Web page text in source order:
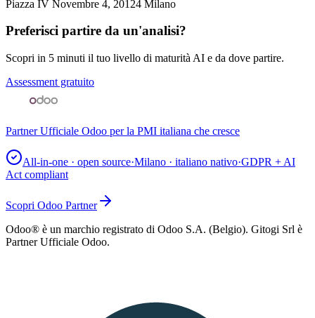
Piazza IV Novembre 4, 20124 Milano
Preferisci partire da un'analisi?
Scopri in 5 minuti il tuo livello di maturità AI e da dove partire.
Assessment gratuito
Partner Ufficiale Odoo per la PMI italiana che cresce
All-in-one · open source·Milano · italiano nativo·GDPR + AI
Act compliant
Scopri Odoo Partner
Odoo® è un marchio registrato di Odoo S.A. (Belgio). Gitogi Srl è
Partner Ufficiale Odoo.